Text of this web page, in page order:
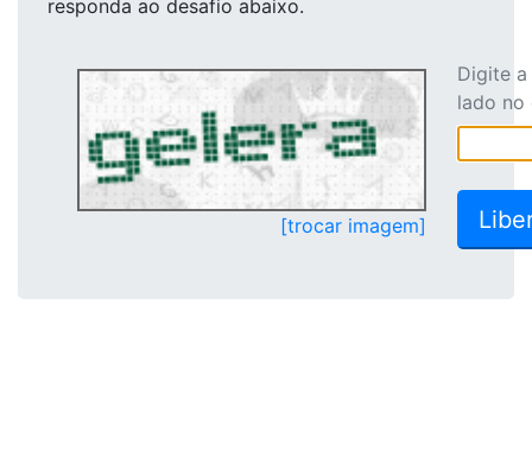
responda ao desafio abaixo.
[trocar imagem]
Digite
lado no